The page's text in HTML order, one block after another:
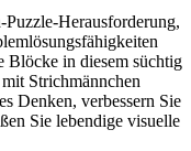
Herausforderung,
Blöcke in diesem süchtig
Strichmännchen
Denken, verbessern Sie
Sie lebendige visuelle